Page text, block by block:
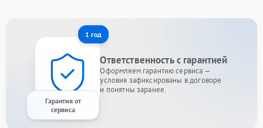
1 год
Гарантия от
сервиса
Ответственность с гарантией
Оформляем гарантию сервиса —
условия зафиксированы в договоре
и понятны заранее.